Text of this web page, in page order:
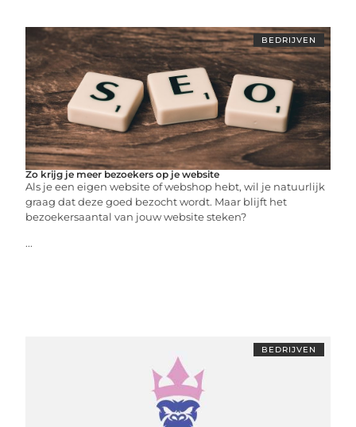
BEDRIJVEN
Zo krijg je meer bezoekers op je website
Als je een eigen website of webshop hebt, wil je natuurlijk
graag dat deze goed bezocht wordt. Maar blijft het
bezoekersaantal van jouw website steken?
...
BEDRIJVEN